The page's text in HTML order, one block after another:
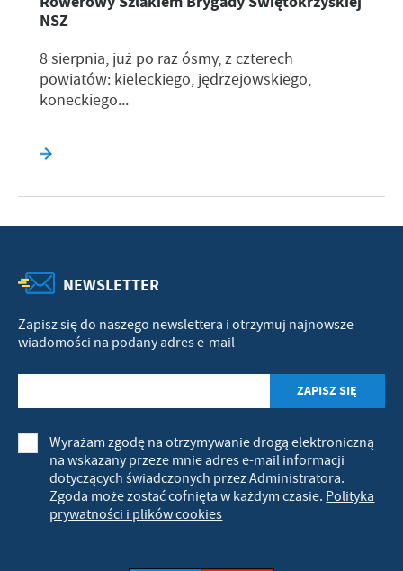
NSZ
8 sierpnia, już po raz ósmy, z czterech
powiatów: kieleckiego, jędrzejowskiego,
koneckiego...
NEWSLETTER
Zapisz się do naszego newslettera i otrzymuj najnowsze
wiadomości na podany adres e-mail
Wyrażam zgodę na otrzymywanie drogą elektroniczną
na wskazany przeze mnie adres e-mail informacji
dotyczących świadczonych przez Administratora.
Zgoda może zostać cofnięta w każdym czasie. Polityka
prywatności i plików cookies